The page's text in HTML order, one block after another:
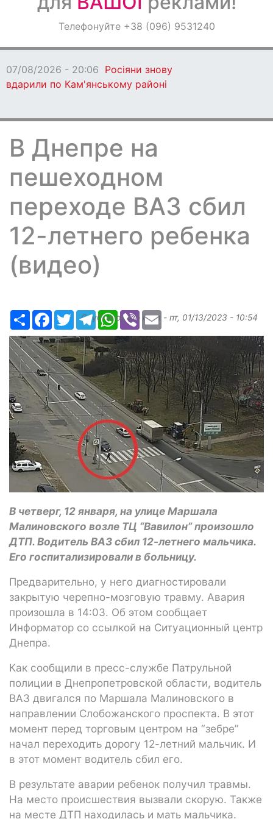
ОголошенняТелефонуйте +38 (096) 9531240
07/08/2026 - 20:06 Росіяни знову
вдарили по Кам'янському районі
В Днепре на
пешеходном
переходе ВАЗ сбил
12-летнего ребенка
(видео)
РесурсFacebook
TwitterTelegramWhatsApp
Viber Email
Опубликовано ilona - пт, 01/13/2023 - 10:54
В четверг, 12 января, на улице Маршала
Малиновского возле ТЦ “Вавилон” произошло
ДТП. Водитель ВАЗ сбил 12-летнего мальчика.
Его госпитализировали в больницу.
Предварительно, у него диагностировали
закрытую черепно-мозговую травму. Авария
произошла в 14:03. Об этом сообщает
Информатор со ссылкой на Ситуационный центр
Днепра.
Как сообщили в пресс-службе Патрульной
полиции в Днепропетровской области, водитель
ВАЗ двигался по Маршала Малиновского в
направлении Слобожанского проспекта. В этот
момент перед торговым центром на “зебре”
начал переходить дорогу 12-летний мальчик. И
в этот момент водитель сбил его.
В результате аварии ребенок получил травмы.
На место происшествия вызвали скорую. Также
на месте ДТП находилась и мать мальчика.